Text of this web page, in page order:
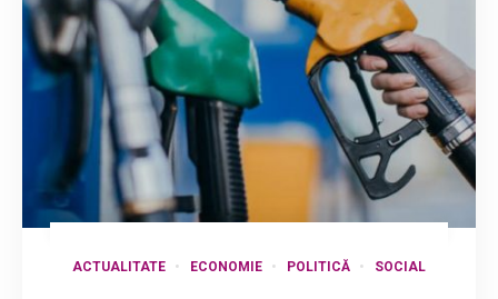
ACTUALITATE ECONOMIE POLITICĂ SOCIAL